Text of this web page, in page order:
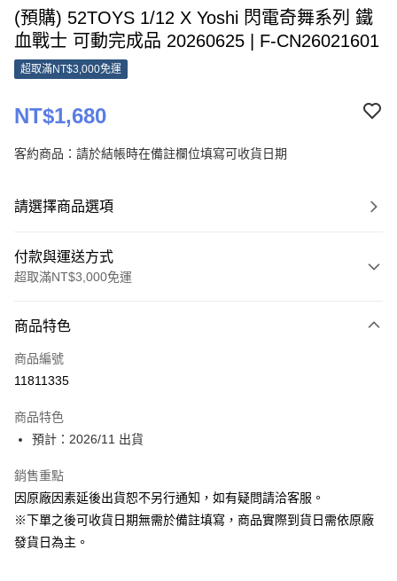
(預購) 52TOYS 1/12 X Yoshi 閃電奇舞系列 鐵
血戰士 可動完成品 20260625 | F-CN26021601
超取滿NT$3,000免運
NT$1,680
客約商品：請於結帳時在備註欄位填寫可收貨日期
請選擇商品選項
付款與運送方式
超取滿NT$3,000免運
信用卡一次付款
超商取貨付款
ATM付款
運送方式
預購-全家取貨付款(舊)
商品特色
商品編號
11811335
商品特色
預計：2026/11 出貨
銷售重點
因原廠因素延後出貨恕不另行通知，如有疑問請洽客服。
※下單之後可收貨日期無需於備註填寫，商品實際到貨日需依原廠
發貨日為主。